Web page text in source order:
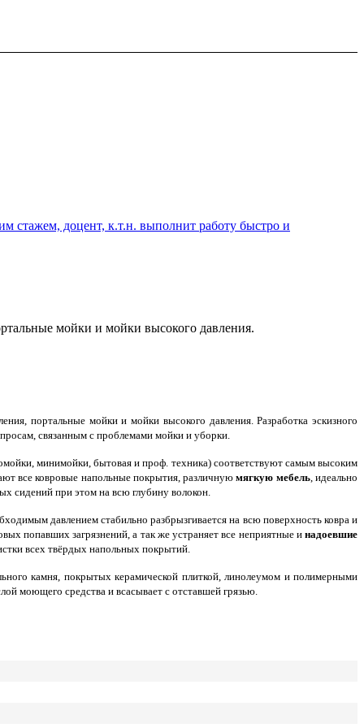
стажем, доцент, к.т.н. выполнит работу быстро и
мойки и мойки высокого давления.
портальные мойки и мойки высокого давления. Разработка эскизного
связанным с проблемами мойки и уборки.
минимойки, бытовая и проф. техника) соответствуют самым высоким
все ковровые напольные покрытия, различнуюмягкую мебель, идеально
сидений при этом на всю глубину волокон.
давлением стабильно разбрызгивается на всю поверхность ковра и
попавших загрязнений, а так же устраняет все неприятные и надоевшие
всех твёрдых напольных покрытий.
камня, покрытых керамической плиткой, линолеумом и полимерными
моющего средства и всасывает с отставшей грязью.